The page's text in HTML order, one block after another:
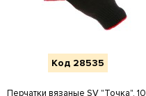
Код 28535
Перчатки вязаные SV "Точка", 10